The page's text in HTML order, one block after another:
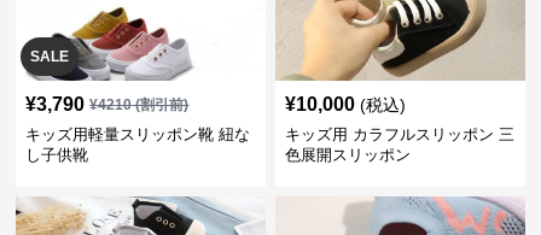
SALE
¥3,790 ¥4210(割引前)
キッズ用軽量スリッポン靴 紐な
し子供靴
¥10,000 (税込)
キッズ用 カラフルスリッポン 三
色展開スリッポン